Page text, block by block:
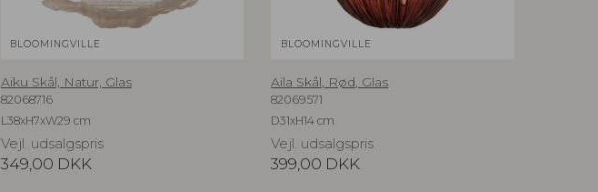
BLOOMINGVILLE
Aiku Skål, Natur, Glas
82068716
L38xH7xW29 cm
Vejl. udsalgspris
349,00 DKK
BLOOMINGVILLE
Aila Skål, Rød, Glas
82069571
D31xH14 cm
Vejl. udsalgspris
399,00 DKK